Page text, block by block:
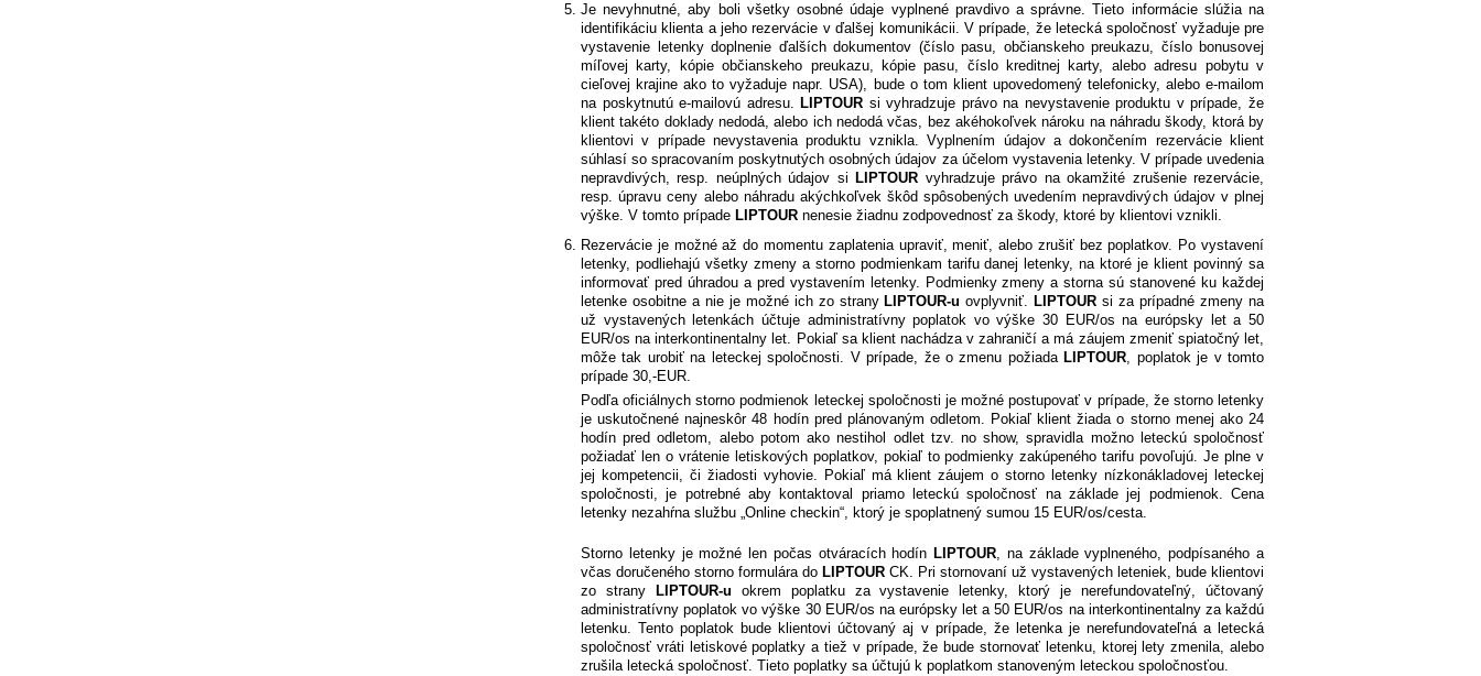
Je nevyhnutné, aby boli všetky osobné údaje vyplnené pravdivo a správne. Tieto informácie slúžia na
identifikáciu klienta a jeho rezervácie v ďalšej komunikácii. V prípade, že letecká spoločnosť vyžaduje pre
vystavenie letenky doplnenie ďalších dokumentov (číslo pasu, občianskeho preukazu, číslo bonusovej
míľovej karty, kópie občianskeho preukazu, kópie pasu, číslo kreditnej karty, alebo adresu pobytu v
cieľovej krajine ako to vyžaduje napr. USA), bude o tom klient upovedomený telefonicky, alebo e-mailom
na poskytnutú e-mailovú adresu. LIPTOUR si vyhradzuje právo na nevystavenie produktu v prípade, že
klient takéto doklady nedodá, alebo ich nedodá včas, bez akéhokoľvek nároku na náhradu škody, ktorá by
klientovi v prípade nevystavenia produktu vznikla. Vyplnením údajov a dokončením rezervácie klient
súhlasí so spracovaním poskytnutých osobných údajov za účelom vystavenia letenky. V prípade uvedenia
nepravdivých, resp. neúplných údajov si LIPTOUR vyhradzuje právo na okamžité zrušenie rezervácie,
resp. úpravu ceny alebo náhradu akýchkoľvek škôd spôsobených uvedením nepravdivých údajov v plnej
výške. V tomto prípade LIPTOUR nenesie žiadnu zodpovednosť za škody, ktoré by klientovi vznikli.
Rezervácie je možné až do momentu zaplatenia upraviť, meniť, alebo zrušiť bez poplatkov. Po vystavení
letenky, podliehajú všetky zmeny a storno podmienkam tarifu danej letenky, na ktoré je klient povinný sa
informovať pred úhradou a pred vystavením letenky. Podmienky zmeny a storna sú stanovené ku každej
letenke osobitne a nie je možné ich zo strany LIPTOUR-u ovplyvniť. LIPTOUR si za prípadné zmeny na
už vystavených letenkách účtuje administratívny poplatok vo výške 30 EUR/os na európsky let a 50
EUR/os na interkontinentalny let. Pokiaľ sa klient nachádza v zahraničí a má záujem zmeniť spiatočný let,
môže tak urobiť na leteckej spoločnosti. V prípade, že o zmenu požiada LIPTOUR, poplatok je v tomto
prípade 30,-EUR.
Podľa oficiálnych storno podmienok leteckej spoločnosti je možné postupovať v prípade, že storno letenky
je uskutočnené najneskôr 48 hodín pred plánovaným odletom. Pokiaľ klient žiada o storno menej ako 24
hodín pred odletom, alebo potom ako nestihol odlet tzv. no show, spravidla možno leteckú spoločnosť
požiadať len o vrátenie letiskových poplatkov, pokiaľ to podmienky zakúpeného tarifu povoľujú. Je plne v
jej kompetencii, či žiadosti vyhovie. Pokiaľ má klient záujem o storno letenky nízkonákladovej leteckej
spoločnosti, je potrebné aby kontaktoval priamo leteckú spoločnosť na základe jej podmienok. Cena
letenky nezahŕna službu „Online checkin“, ktorý je spoplatnený sumou 15 EUR/os/cesta.
Storno letenky je možné len počas otváracích hodín LIPTOUR, na základe vyplneného, podpísaného a
včas doručeného storno formulára do LIPTOUR CK. Pri stornovaní už vystavených leteniek, bude klientovi
zo strany
LIPTOUR-u okrem poplatku za vystavenie letenky, ktorý je nerefundovateľný, účtovaný
administratívny poplatok vo výške 30 EUR/os na európsky let a 50 EUR/os na interkontinentalny za každú
letenku. Tento poplatok bude klientovi účtovaný aj v prípade, že letenka je nerefundovateľná a letecká
spoločnosť vráti letiskové poplatky a tiež v prípade, že bude stornovať letenku, ktorej lety zmenila, alebo
zrušila letecká spoločnosť. Tieto poplatky sa účtujú k poplatkom stanoveným leteckou spoločnosťou.